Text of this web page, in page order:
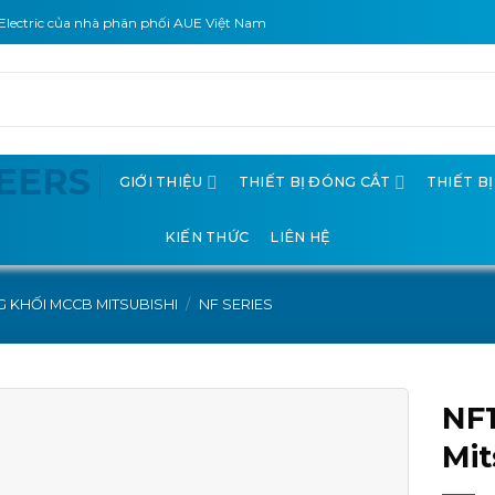
của nhà phân phối AUE Việt Nam
GIỚI THIỆU THIẾT BỊ ĐÓNG CẮT THIẾT
KIẾN THỨC LIÊN HỆ
MCCB MITSUBISHI / NF SERIES